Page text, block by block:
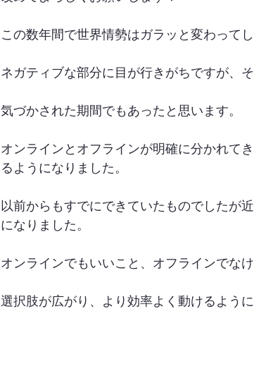
この数年間で世界情勢はガラッと変わってし
ネガティブな部分に目が行きがちですが、
気づかされた期間でもあったと思います。
オンラインとオフラインが明確に分かれて
るようになりました。
以前からもすでにできていたものでしたが
になりました。
オンラインでもいいこと、オフラインでな
選択肢が広がり、より効率よく動けるよう